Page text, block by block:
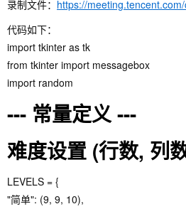
录制文件： https://
代码如下：
import tkinter as tk
from tkinter import messagebox
import random
--- 常量定义 ---
难度设置 (行数, 列
LEVELS = {
"简单": (9, 9, 10),